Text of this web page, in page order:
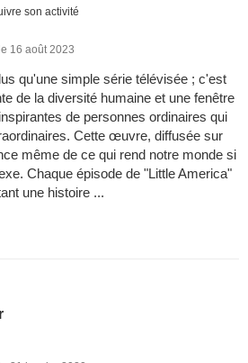
son activité
16 août 2023
qu'une simple série télévisée ; c'est
de la diversité humaine et une fenêtre
de personnes ordinaires qui
Cette œuvre, diffusée sur
même de ce qui rend notre monde si
Chaque épisode de "Little America"
une histoire ...